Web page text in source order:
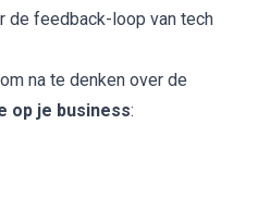
de feedback-loop van tech
na te denken over de
op je business: